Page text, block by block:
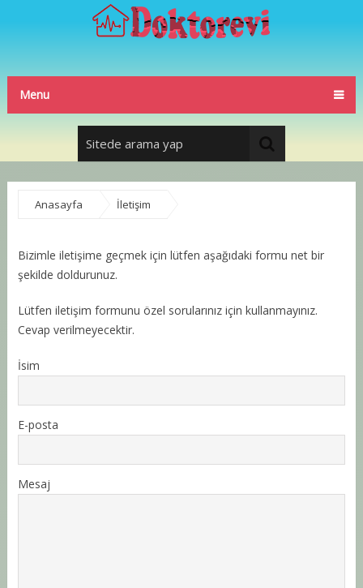
Menu
Anasayfa İletişim
Bizimle iletişime geçmek için lütfen aşağıdaki formu net bir
şekilde doldurunuz.
Lütfen iletişim formunu özel sorularınız için kullanmayınız.
Cevap verilmeyecektir.
İsim
E-posta
Mesaj